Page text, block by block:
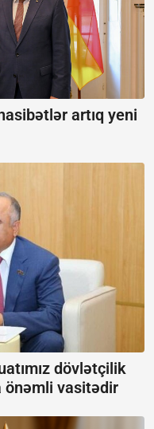
artıq yeni
dövlətçilik
önəmli vasitədir